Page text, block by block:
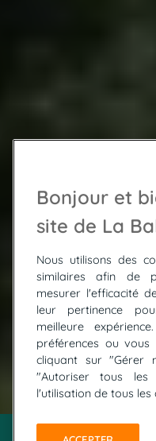
©
Bonjour et
site de La
Nous utilisons des
similaires afin de
mesurer l'efficacité
leur pertinence
meilleure
préférences ou
cliquant sur "Gérer
"Autoriser tous les
l'utilisation de tous les